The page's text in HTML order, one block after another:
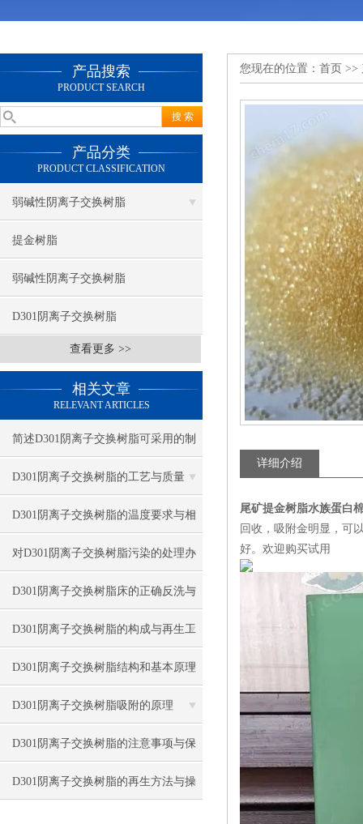
产品搜索
PRODUCT SEARCH
产品分类
PRODUCT CLASSIFICATION
弱碱性阴离子交换树脂
提金树脂
弱碱性阴离子交换树脂
D301阴离子交换树脂
查看更多 >>
相关文章
RELEVANT ARTICLES
简述D301阴离子交换树脂可采用的制
备方法
D301阴离子交换树脂的工艺与质量
D301阴离子交换树脂的温度要求与相
关因素
对D301阴离子交换树脂污染的处理办
法及防止措施
D301阴离子交换树脂床的正确反洗与
再生方法
D301阴离子交换树脂的构成与再生工
艺
D301阴离子交换树脂结构和基本原理
D301阴离子交换树脂吸附的原理
D301阴离子交换树脂的注意事项与保
存方法
D301阴离子交换树脂的再生方法与操
您现在的位置： 首页 >>
详细介绍
尾矿提金树脂水族蛋白
回收，吸附金明显，可
好。欢迎购买试用